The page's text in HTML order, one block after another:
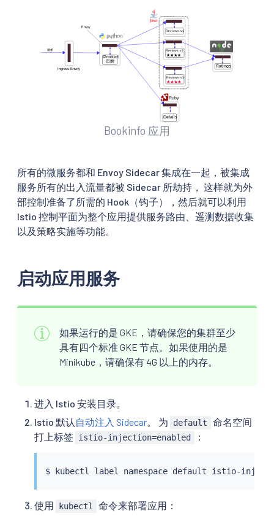
Bookinfo 应用
所有的微服务都和 Envoy Sidecar 集成在一起，被集成
服务所有的出入流量都被 Sidecar 所劫持， 这样就为外
部控制准备了所需的 Hook（钩子），然后就可以利用
Istio 控制平面为整个应用提供服务路由、遥测数据收集
以及策略实施等功能。
启动应用服务
如果运行的是 GKE，请确保您的集群至少
具有四个标准 GKE 节点。如果使用的是
Minikube，请确保有 4G 以上的内存。
进入 Istio 安装目录。
Istio 默认 自动注入 Sidecar。 为 default
命名空间
打上标签 istio-injection=enabled ：
$ kubectl label namespace default istio-
使用 kubectl 命令来部署应用：